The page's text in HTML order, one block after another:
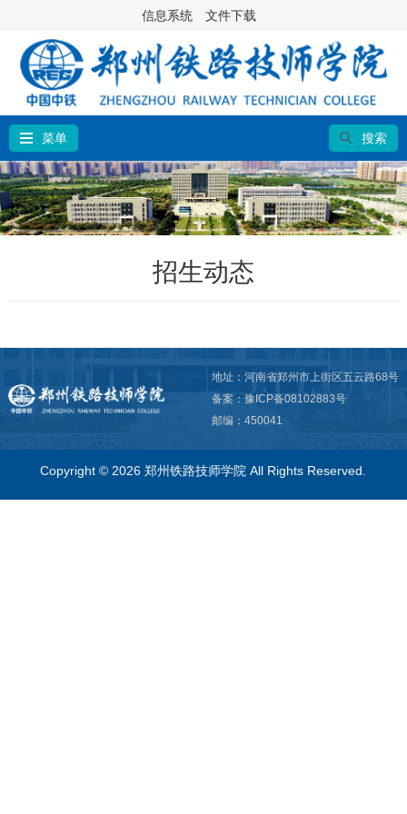
信息系统 文件下载
菜单 搜索
招生动态
地址：河南省郑州市上街区五云路68号
备案：豫ICP备08102883号
邮编：450041
Copyright © 2026郑州铁路技师学院 All Rights Reserved.